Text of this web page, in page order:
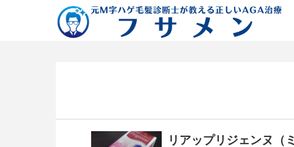
リアップリジェンヌ（